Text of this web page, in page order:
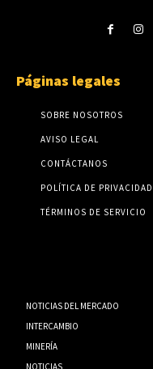
Páginas legales
SOBRE NOSOTROS
AVISO LEGAL
CONTÁCTANOS
POLÍTICA DE PRIVACIDAD
TÉRMINOS DE SERVICIO
NOTICIAS DEL MERCADO
INTERCAMBIO
MINERÍA